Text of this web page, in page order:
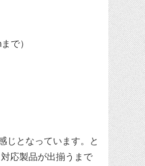
で）
じとなっています。と
応製品が出揃うまで